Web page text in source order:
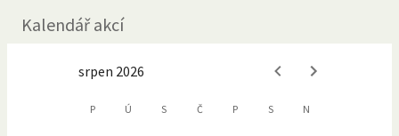
Kalendář akcí
srpen 2026
P Ú S Č P S N